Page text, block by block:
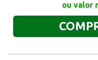
ou valor